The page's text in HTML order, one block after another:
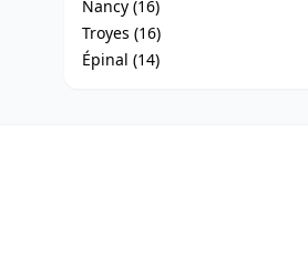
Nancy (16)
Troyes (16)
Épinal (14)